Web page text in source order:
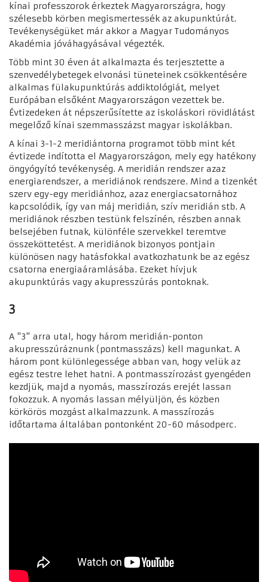
kínai professzorok érkeztek Magyarországra, hogy
szélesebb körben megismertessék az akupunktúrát.
Tevékenységüket már akkor a Magyar Tudományos
Akadémia jóváhagyásával végezték.
Több mint 30 éven át alkalmazta és terjesztette a
szenvedélybetegek elvonási tüneteinek csökkentésére
alkalmas fülakupunktúrás addiktológiát, melyet
Európában elsőként Magyarországon vezettek be.
Évtizedeken át népszerűsítette az iskoláskori rövidlátást
megelőző kínai szemmasszázst magyar iskolákban.
A kínai 3-1-2 meridiántorna programot több mint két
évtizede indította el Magyarországon, mely egy hatékony
öngyógyító tevékenység. A meridián rendszer azaz
energiarendszer, a meridiánok rendszere. Mind a tizenkét
szerv egy-egy meridiánhoz, azaz energiacsatornához
kapcsolódik, így van máj meridián, szív meridián stb. A
meridiánok részben testünk felszínén, részben annak
belsejében futnak, különféle szervekkel teremtve
összeköttetést. A meridiánok bizonyos pontjain
különösen nagy hatásfokkal avatkozhatunk be az egész
csatorna energiaáramlásába. Ezeket hívjuk
akupunktúrás vagy akupresszúrás pontoknak.
3
A "3" arra utal, hogy három meridián-ponton
akupresszúráznunk (pontmasszázs) kell magunkat. A
három pont különlegessége abban van, hogy velük az
egész testre lehet hatni. A pontmasszírozást gyengéden
kezdjük, majd a nyomás, masszírozás erejét lassan
fokozzuk. A nyomás lassan mélyüljön, és közben
körkörös mozgást alkalmazzunk. A masszírozás
időtartama általában pontonként 20-60 másodperc.